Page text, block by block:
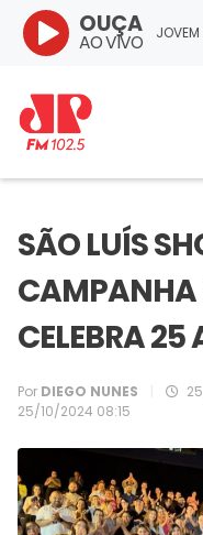
JOVEM
OUÇA
AO VIVO
SÃO LUÍS
CAMPANHA
CELEBRA 25
Por DIEGO NUNES
25/10/2024 08:15